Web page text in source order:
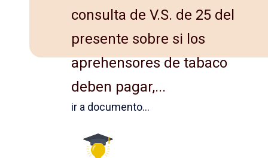
consulta de V.S. de 25 del
presente sobre si los
aprehensores de tabaco
deben pagar,...
ir a documento...